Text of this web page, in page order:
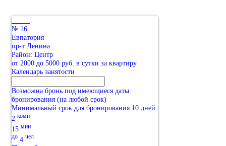
№ 16
Евпатория
пр-т Ленина
Район: Центр
от 2000 до 5000 руб. в сутки за квартиру
Календарь занятости
Возможна бронь под имеющиеся даты
бронирования (на любой срок)
Минимальный срок для бронирования 10 дней
2 комн
15 мин
до 4 чел